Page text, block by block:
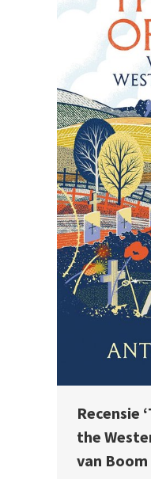
Recensie
the
van Boom